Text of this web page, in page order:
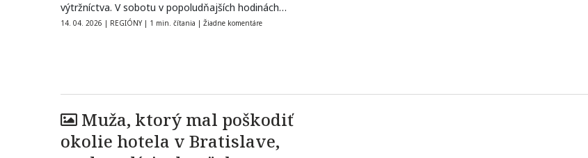
výtržníctva. V sobotu v popoludňajších hodinách…
14. 04. 2026 | REGIÓNY | 1 min. čítania | Žiadne komentáre
Muža, ktorý mal poškodiť
okolie hotela v Bratislave,